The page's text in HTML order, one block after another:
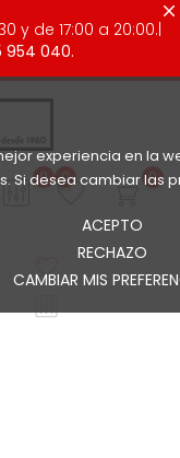
experiencia en la
Si desea cambiar las
ACEPTO
RECHAZO
CAMBIAR MIS
y de 17:00 a 20:00.|
954 040.
0 0 0